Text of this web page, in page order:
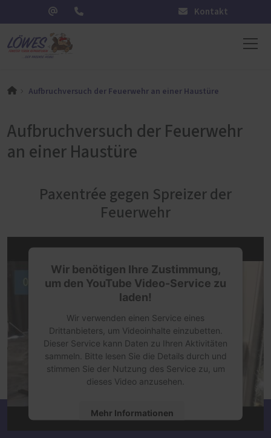
Kontakt
Aufbruchversuch der Feuerwehr an einer Haustüre
Aufbruchversuch der Feuerwehr
an einer Haustüre
Paxentrée gegen Spreizer der
Feuerwehr
Wir benötigen Ihre Zustimmung,
um den YouTube Video-Service zu
laden!
Wir verwenden einen Service eines
Drittanbieters, um Videoinhalte einzubetten.
Dieser Service kann Daten zu Ihren Aktivitäten
sammeln. Bitte lesen Sie die Details durch und
stimmen Sie der Nutzung des Service zu, um
dieses Video anzusehen.
Mehr Informationen
Carsten Löwes